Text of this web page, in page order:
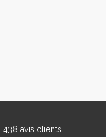
438 avis clients.